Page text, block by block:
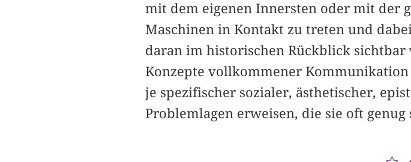
mit dem eigenen Innersten oder mit der
Maschinen in Kontakt zu treten und
daran im historischen Rückblick
Konzepte vollkommener
je spezifischer sozialer, ästhetischer,
Problemlagen erweisen, die sie oft genug